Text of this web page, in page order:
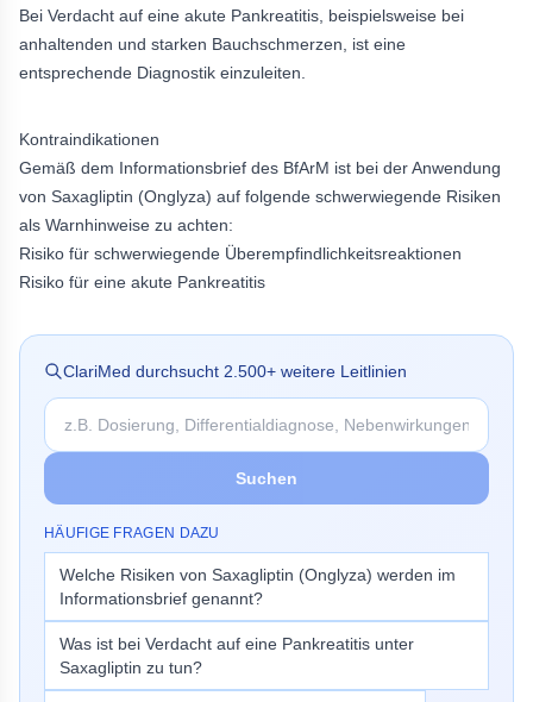
Bei Verdacht auf eine akute Pankreatitis, beispielsweise bei
anhaltenden und starken Bauchschmerzen, ist eine
entsprechende Diagnostik einzuleiten.
Kontraindikationen
Gemäß dem Informationsbrief des BfArM ist bei der Anwendung
von Saxagliptin (Onglyza) auf folgende schwerwiegende Risiken
als Warnhinweise zu achten:
Risiko für schwerwiegende Überempfindlichkeitsreaktionen
Risiko für eine akute Pankreatitis
ClariMed durchsucht 2.500+ weitere Leitlinien
Suchen
HÄUFIGE FRAGEN DAZU
Welche Risiken von Saxagliptin (Onglyza) werden im
Informationsbrief genannt?
Was ist bei Verdacht auf eine Pankreatitis unter
Saxagliptin zu tun?